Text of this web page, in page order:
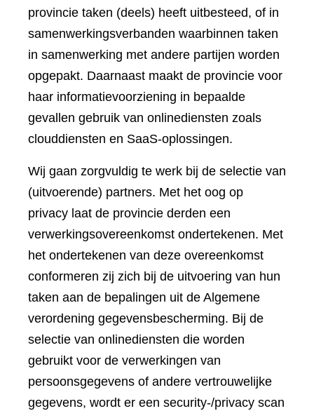
provincie taken (deels) heeft uitbesteed, of in
samenwerkingsverbanden waarbinnen taken
in samenwerking met andere partijen worden
opgepakt. Daarnaast maakt de provincie voor
haar informatievoorziening in bepaalde
gevallen gebruik van onlinediensten zoals
clouddiensten en SaaS-oplossingen.
Wij gaan zorgvuldig te werk bij de selectie van
(uitvoerende) partners. Met het oog op
privacy laat de provincie derden een
verwerkingsovereenkomst ondertekenen. Met
het ondertekenen van deze overeenkomst
conformeren zij zich bij de uitvoering van hun
taken aan de bepalingen uit de Algemene
verordening gegevensbescherming. Bij de
selectie van onlinediensten die worden
gebruikt voor de verwerkingen van
persoonsgegevens of andere vertrouwelijke
gegevens, wordt er een security-/privacy scan